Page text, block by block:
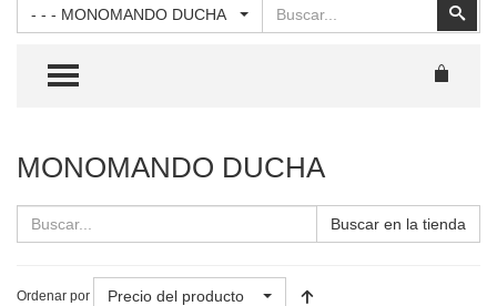
- - - MONOMANDO DUCHA
TOGGLE MENU
MONOMANDO DUCHA
Buscar en la tienda
Ordenar por Precio del producto